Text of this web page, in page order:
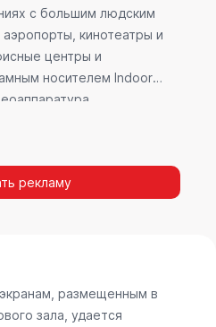
с большим людским
кинотеатры и
центры и
носителем Indoor
такой вид рекламы в
воздействие на
товара наиболее
рекламу
размещенным в
зала, удается